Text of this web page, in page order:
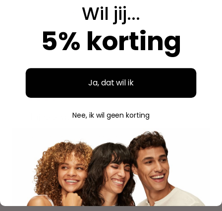
Aidan
Geverifieerde aankoop
"
"Fijne ervaring"
Duidelijke website, makkelijk bestellen en mooie
verpakking. Volgende keer weer.
S Savannah
Geverifieerde aankoop
Wil jij...
5% korting
Ja, dat wil ik
Nee, ik wil geen korting